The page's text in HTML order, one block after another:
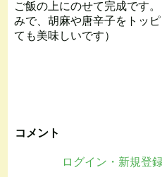
ご飯の上にのせて完成です
みで、胡麻や唐辛子をトッピ
ても美味しいです）
コメント
ログイン・新規登